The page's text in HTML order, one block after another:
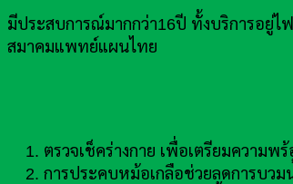
มีประสบการณ์มากกว่า16ปี ทั้งบริการอยู่ไ
สมาคมแพทย์แผนไทย
ตรวจเช็คร่างกาย เพื่อเตรียมความพ
การประคบหม้อเกลือช่วยลดการบว